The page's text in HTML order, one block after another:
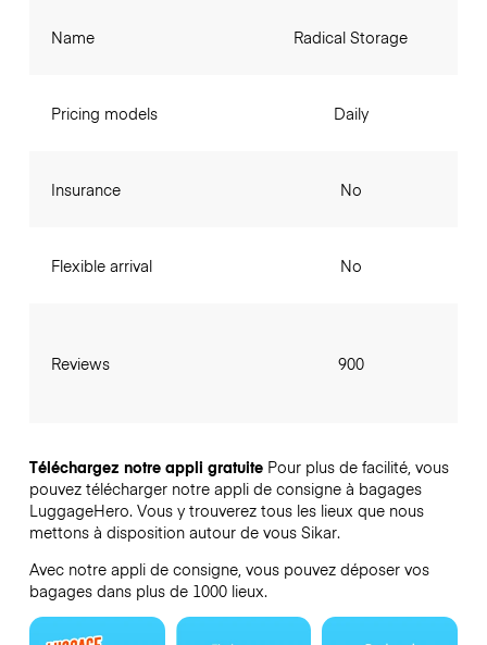
Name
Pricing models
Insurance
Flexible arrival
Reviews
Radical Storage
Daily
No
No
900
Téléchargez notre appli gratuite Pour plus de facilité, vous
pouvez télécharger notre appli de consigne à bagages
LuggageHero. Vous y trouverez tous les lieux que nous
mettons à disposition autour de vous Sikar.
Avec notre appli de consigne, vous pouvez déposer vos
bagages dans plus de 1000 lieux.